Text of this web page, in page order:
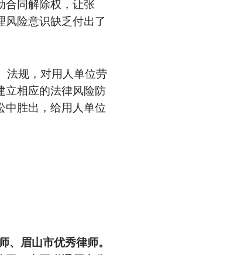
合同解除权，让张
风险意识缺乏付出了
法规，对用人单位劳
立相应的法律风险防
中胜出，给用人单位
、眉山市优秀律师。